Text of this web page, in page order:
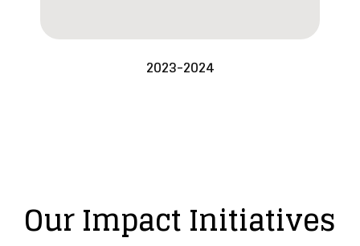
2023-2024
Our Impact Initiatives